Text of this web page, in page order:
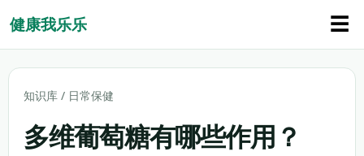
健康我乐乐 ☰
知识库 / 日常保健
多维葡萄糖有哪些作用？